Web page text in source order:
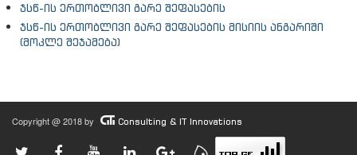
ჯსწ-ის ერთობლივი გარე შეფასების
ჯსწ-ის ერთობლივი გარე შეფასების მისიის ანგარიში
(მოკლე შეჯამება)
Copyright @ 2018 by Consulting & IT Innovations